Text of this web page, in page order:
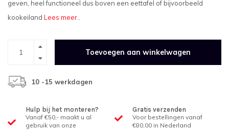
geven, heel functioneel dus boven een eettafel of bijvoorbeeld
kookeiland Lees meer..
Toevoegen aan winkelwagen
10 -15 werkdagen
Hulp bij het monteren?
Vanaf €50,- maakt u al
gebruik van onze
Gratis verzenden
Voor bestellingen vanaf
€80,00 in Nederland